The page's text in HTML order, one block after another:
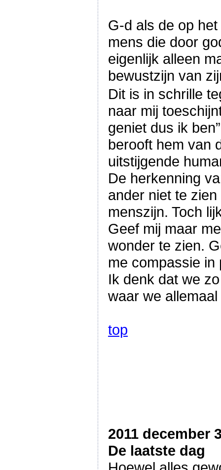
G-d als de op
mens die door
eigenlijk alleen
bewustzijn van
Dit is in schrille
naar mij
geniet dus ik
berooft hem van
uitstijgende
De herkenning
ander niet te
menszijn. Toch
Geef mij maar
wonder te zien.
me compassie
Ik denk dat we
waar we
top
2011 december
De laatste dag